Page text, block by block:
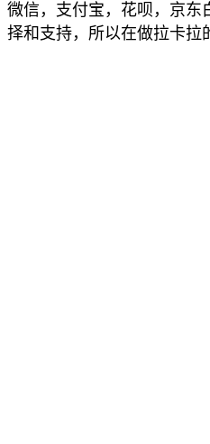
微信，支付宝，花呗，京东
择和支持，所以在做拉卡拉